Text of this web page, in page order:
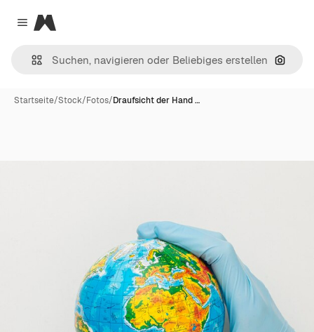
Close menu
Magnific
Nach
Startseite/Stock/Fotos/Draufsicht der Hand …